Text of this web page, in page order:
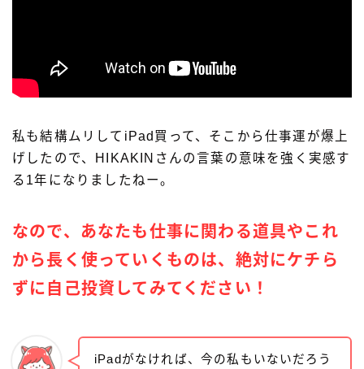
私も結構ムリしてiPad買って、そこから仕事運が爆上
げしたので、HIKAKINさんの言葉の意味を強く実感す
る1年になりましたねー。
なので、あなたも仕事に関わる道具やこれ
から長く使っていくものは、絶対にケチら
ずに自己投資してみてください！
iPadがなければ、今の私もいないだろう